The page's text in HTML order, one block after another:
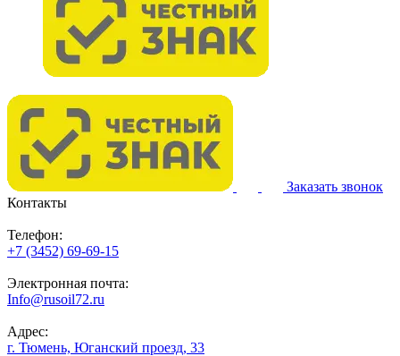
Заказать звонок
Контакты
Телефон:
+7 (3452) 69-69-15
Электронная почта:
Info@rusoil72.ru
Адрес:
г. Тюмень, Юганский проезд, 33